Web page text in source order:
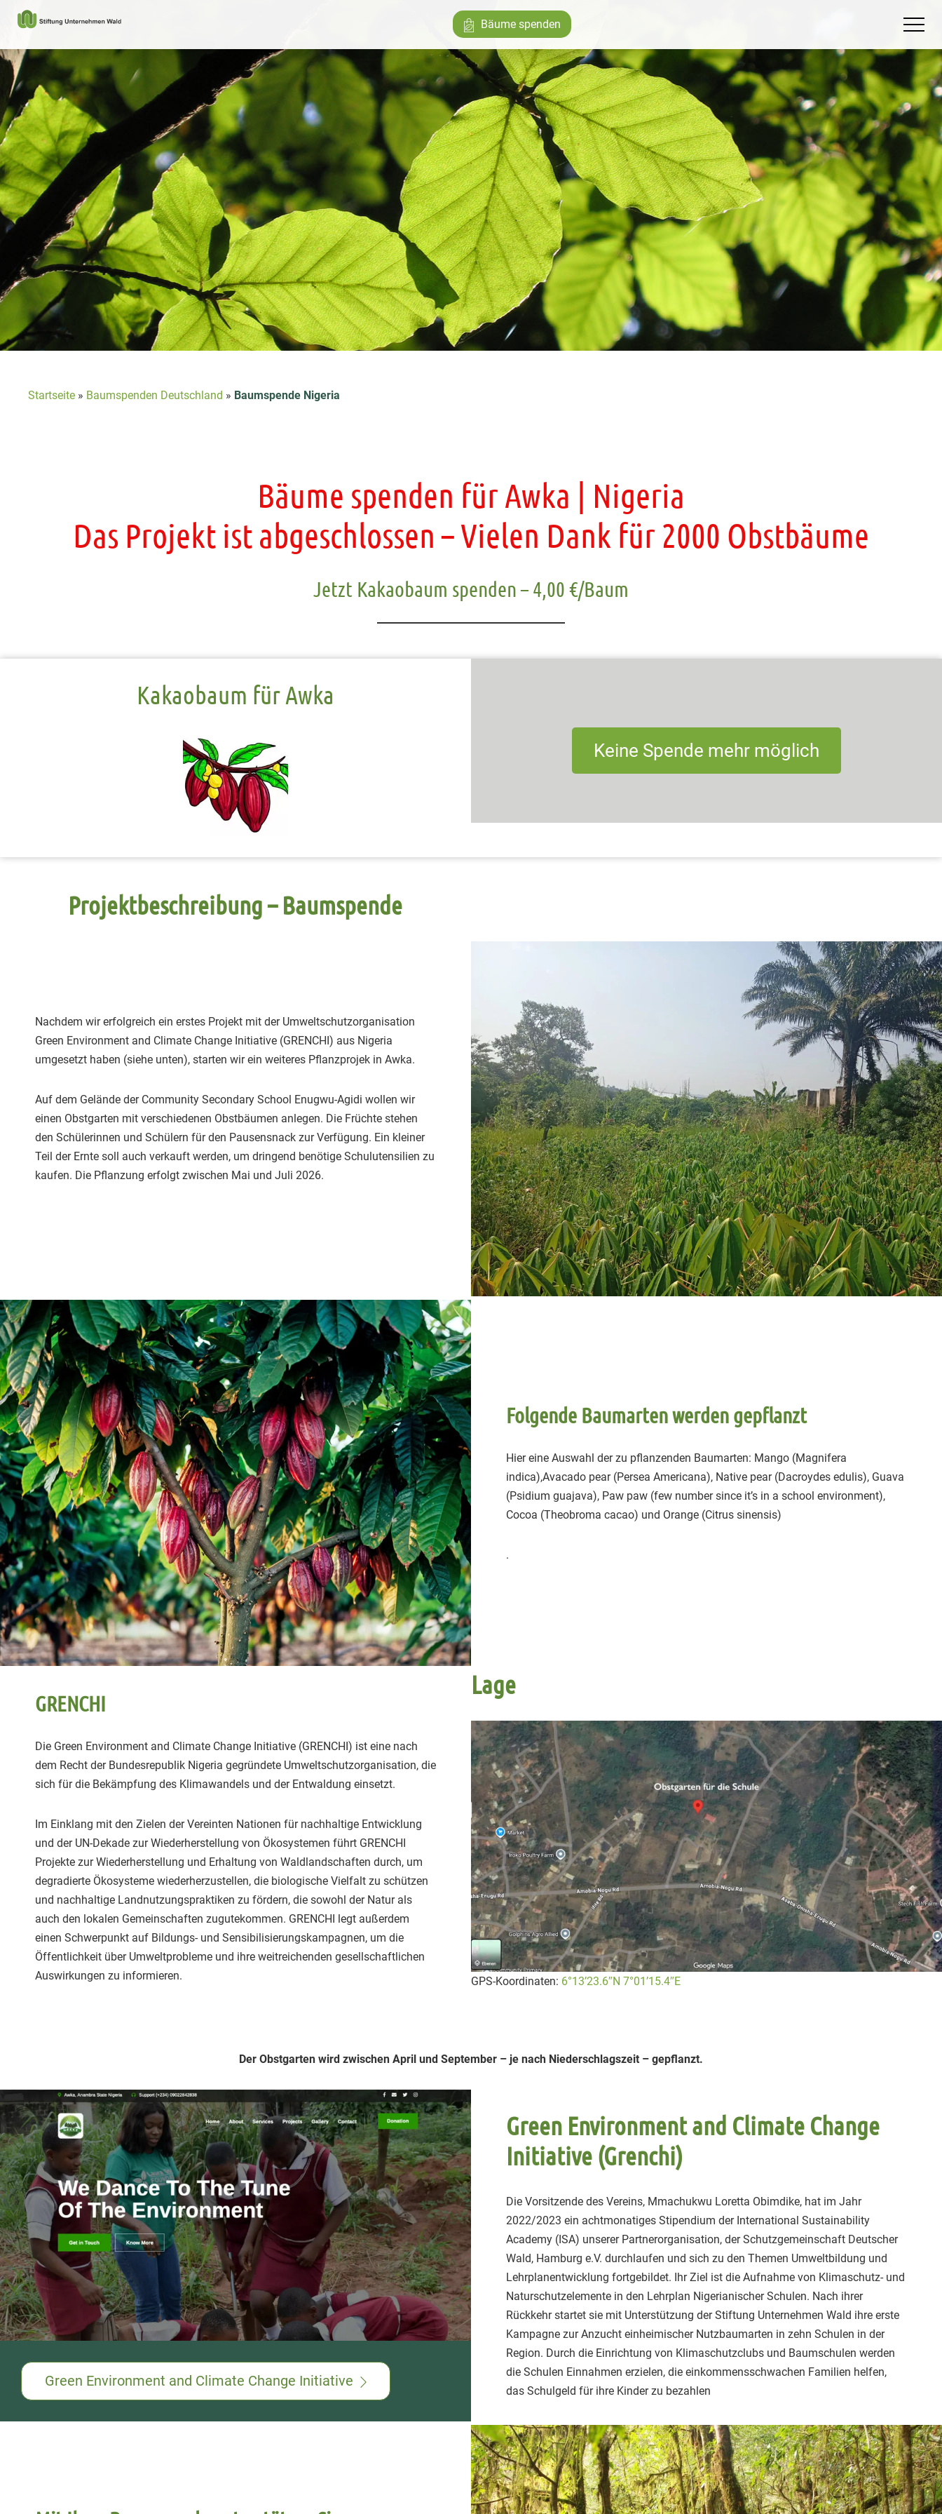
Bäume spenden
Startseite » Baumspenden Deutschland » Baumspende Nigeria
Bäume spenden für Awka | Nigeria
Das Projekt ist abgeschlossen – Vielen Dank für 2000 Obstbäume
Jetzt Kakaobaum spenden – 4,00 €/Baum
Kakaobaum für Awka
Keine Spende mehr möglich
Projektbeschreibung – Baumspende
Nachdem wir erfolgreich ein erstes Projekt mit der Umweltschutzorganisation
Green Environment and Climate Change Initiative (GRENCHI) aus Nigeria
umgesetzt haben (siehe unten), starten wir ein weiteres Pflanzprojek in Awka.
Auf dem Gelände der Community Secondary School Enugwu-Agidi wollen wir
einen Obstgarten mit verschiedenen Obstbäumen anlegen. Die Früchte stehen
den Schülerinnen und Schülern für den Pausensnack zur Verfügung. Ein kleiner
Teil der Ernte soll auch verkauft werden, um dringend benötige Schulutensilien zu
kaufen. Die Pflanzung erfolgt zwischen Mai und Juli 2026.
Folgende Baumarten werden gepflanzt
Hier eine Auswahl der zu pflanzenden Baumarten: Mango (Magnifera
indica),Avacado pear (Persea Americana), Native pear (Dacroydes edulis), Guava
(Psidium guajava), Paw paw (few number since it’s in a school environment),
Cocoa (Theobroma cacao) und Orange (Citrus sinensis)
.
GRENCHI
Die Green Environment and Climate Change Initiative (GRENCHI) ist eine nach
dem Recht der Bundesrepublik Nigeria gegründete Umweltschutzorganisation, die
sich für die Bekämpfung des Klimawandels und der Entwaldung einsetzt.
Im Einklang mit den Zielen der Vereinten Nationen für nachhaltige Entwicklung
und der UN-Dekade zur Wiederherstellung von Ökosystemen führt GRENCHI
Projekte zur Wiederherstellung und Erhaltung von Waldlandschaften durch, um
degradierte Ökosysteme wiederherzustellen, die biologische Vielfalt zu schützen
und nachhaltige Landnutzungspraktiken zu fördern, die sowohl der Natur als
auch den lokalen Gemeinschaften zugutekommen. GRENCHI legt außerdem
einen Schwerpunkt auf Bildungs- und Sensibilisierungskampagnen, um die
Öffentlichkeit über Umweltprobleme und ihre weitreichenden gesellschaftlichen
Auswirkungen zu informieren.
Lage
GPS-Koordinaten: 6°13’23.6″N 7°01’15.4″E
Der Obstgarten wird zwischen April und September – je nach Niederschlagszeit – gepflanzt.
Green Environment and Climate Change Initiative
Green Environment and Climate Change
Initiative (Grenchi)
Die Vorsitzende des Vereins, Mmachukwu Loretta Obimdike, hat im Jahr
2022/2023 ein achtmonatiges Stipendium der International Sustainability
Academy (ISA) unserer Partnerorganisation, der Schutzgemeinschaft Deutscher
Wald, Hamburg e.V. durchlaufen und sich zu den Themen Umweltbildung und
Lehrplanentwicklung fortgebildet. Ihr Ziel ist die Aufnahme von Klimaschutz- und
Naturschutzelemente in den Lehrplan Nigerianischer Schulen. Nach ihrer
Rückkehr startet sie mit Unterstützung der Stiftung Unternehmen Wald ihre erste
Kampagne zur Anzucht einheimischer Nutzbaumarten in zehn Schulen in der
Region. Durch die Einrichtung von Klimaschutzclubs und Baumschulen werden
die Schulen Einnahmen erzielen, die einkommensschwachen Familien helfen,
das Schulgeld für ihre Kinder zu bezahlen